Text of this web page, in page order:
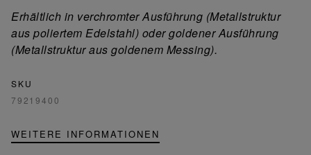
Erhältlich in verchromter Ausführung (Metallstruktur
aus poliertem Edelstahl) oder goldener Ausführung
(Metallstruktur aus goldenem Messing).
SKU
79219400
WEITERE INFORMATIONEN